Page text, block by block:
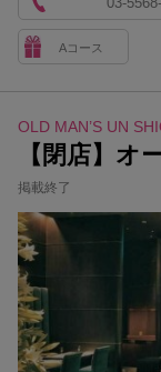
Aコース
OLD MAN’S UN
【閉店】オ
掲載終了